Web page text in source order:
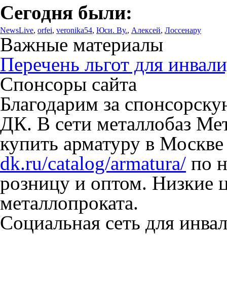
Сегодня были:
NewsLive, orfei, veronika54, Юси. Ву., Алексей, Лоссенару
Важные материалы
Перечень льгот для
Спонсоры сайта
Благодарим за
ДК. В сети металлобаз
купить арматуру в
dk.ru/catalog/armatura/ по
розницу и оптом. Низкие
металлопроката.
Социальная сеть для